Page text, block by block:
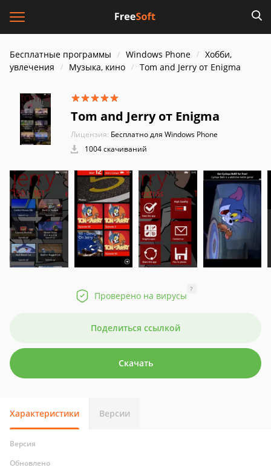
Бесплатные программы Windows Phone
Хобби,
увлечения
Музыка, кино Tom and Jerry от Enigma
Tom and Jerry от Enigma
Лицензия: Бесплатно для Windows Phone
1004 скачиваний
Проверено на вирусы
?
Поделиться ссылкой
Скачать
Характеристики Версии
Версия
Обновлено